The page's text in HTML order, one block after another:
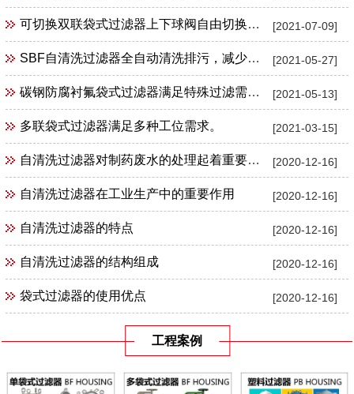
[2021-07-09]
可切换双联袋式过滤器上下球阀自由切换实现不间断过滤
[2021-05-27]
SBF自清洗过滤器全自动清洗排污，减少损耗。
[2021-05-13]
碳钢防腐衬氟袋式过滤器满足特殊过滤需求。
[2021-03-15]
多联袋式过滤器满足多种工位需求。
[2020-12-16]
自清洗过滤器对制药废水的处理起着重要作用
[2020-12-16]
自清洗过滤器在工业生产中的重要作用
[2020-12-16]
自清洗过滤器的特点
[2020-12-16]
自清洗过滤器的结构组成
[2020-12-16]
袋式过滤器的使用优点
工程案例